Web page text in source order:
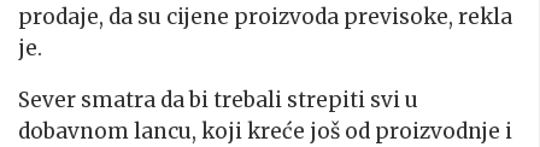
prodaje, da su cijene proizvoda previsoke, rekla
je.
Sever smatra da bi trebali strepiti svi u
dobavnom lancu, koji kreće još od proizvodnje i